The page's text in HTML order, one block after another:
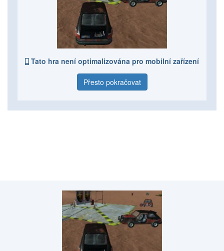
Tato hra není optimalizována pro mobilní zařízení
Přesto pokračovat